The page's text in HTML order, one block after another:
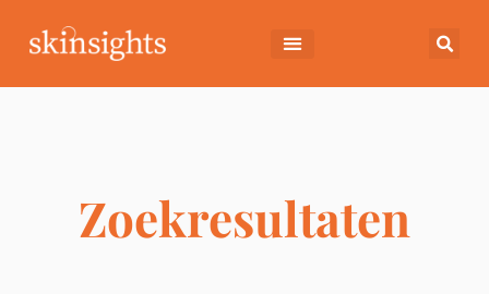
Zoekresultaten